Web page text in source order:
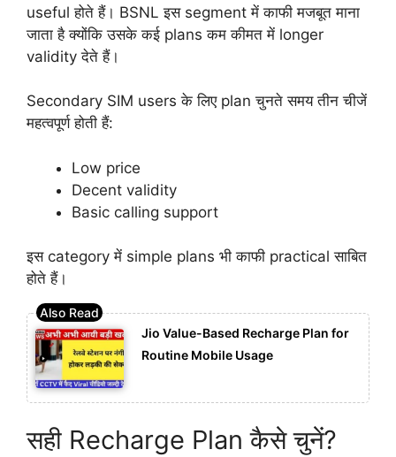
useful होते हैं। BSNL इस segment में काफी मजबूत माना
जाता है क्योंकि उसके कई plans कम कीमत में longer
validity देते हैं।
Secondary SIM users के लिए plan चुनते समय तीन चीजें
महत्वपूर्ण होती हैं:
Low price
Decent validity
Basic calling support
इस category में simple plans भी काफी practical साबित
होते हैं।
Jio Value-Based Recharge Plan for
Routine Mobile Usage
सही Recharge Plan कैसे चुनें?